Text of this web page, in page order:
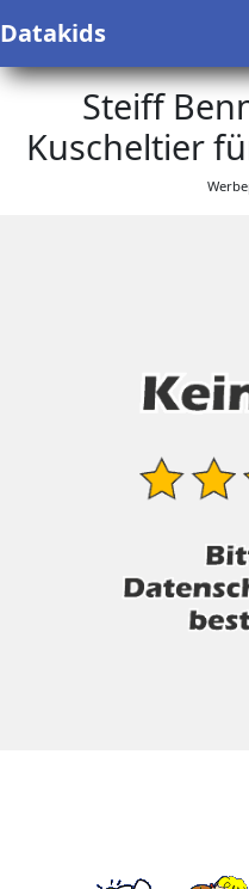
Datakids
Steiff
Kuscheltier